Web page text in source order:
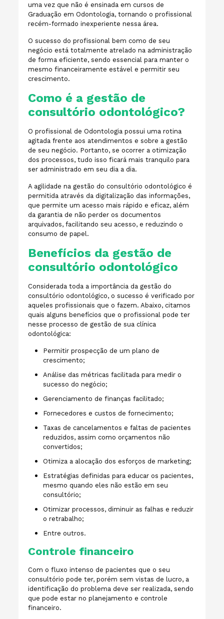
uma vez que não é ensinada em cursos de
Graduação em Odontologia, tornando o profissional
recém-formado inexperiente nessa área.
O sucesso do profissional bem como de seu
negócio está totalmente atrelado na administração
de forma eficiente, sendo essencial para manter o
mesmo financeiramente estável e permitir seu
crescimento.
Como é a gestão de
consultório odontológico?
O profissional de Odontologia possui uma rotina
agitada frente aos atendimentos e sobre a gestão
de seu negócio. Portanto, se ocorrer a otimização
dos processos, tudo isso ficará mais tranquilo para
ser administrado em seu dia a dia.
A agilidade na gestão do consultório odontológico é
permitida através da digitalização das informações,
que permite um acesso mais rápido e eficaz, além
da garantia de não perder os documentos
arquivados, facilitando seu acesso, e reduzindo o
consumo de papel.
Benefícios da gestão de
consultório odontológico
Considerada toda a importância da gestão do
consultório odontológico, o sucesso é verificado por
aqueles profissionais que o fazem. Abaixo, citamos
quais alguns benefícios que o profissional pode ter
nesse processo de gestão de sua clínica
odontológica:
Permitir prospecção de um plano de
crescimento;
Análise das métricas facilitada para medir o
sucesso do negócio;
Gerenciamento de finanças facilitado;
Fornecedores e custos de fornecimento;
Taxas de cancelamentos e faltas de pacientes
reduzidos, assim como orçamentos não
convertidos;
Otimiza a alocação dos esforços de marketing;
Estratégias definidas para educar os pacientes,
mesmo quando eles não estão em seu
consultório;
Otimizar processos, diminuir as falhas e reduzir
o retrabalho;
Entre outros.
Controle financeiro
Com o fluxo intenso de pacientes que o seu
consultório pode ter, porém sem vistas de lucro, a
identificação do problema deve ser realizada, sendo
que pode estar no planejamento e controle
financeiro.